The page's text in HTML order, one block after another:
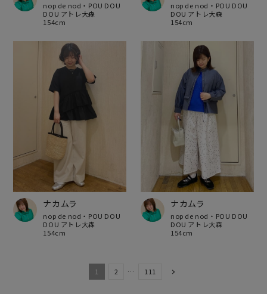
nop de nod・POU DOU
DOU アトレ大森
154cm
nop de nod・POU DOU
DOU アトレ大森
154cm
ナカムラ
nop de nod・POU DOU
DOU アトレ大森
154cm
ナカムラ
nop de nod・POU DOU
DOU アトレ大森
154cm
1 2 … 111